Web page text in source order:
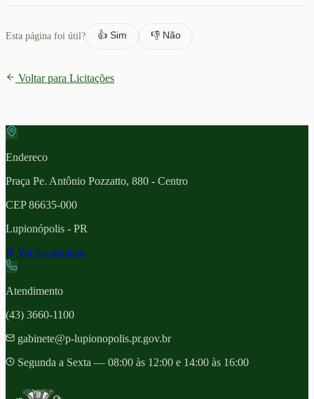
Esta página foi útil? 👍 Sim 👎 Não
Voltar para Licitações
Endereco
Praça Pe. Antônio Pozzatto, 880 - Centro
CEP86635-000
Lupionópolis - PR
Ver localizacao
Atendimento
(43) 3660-1100
gabinete@p-lupionopolis.pr.gov.br
Segunda a Sexta — 08:00 às 12:00 e 14:00 às 16:00